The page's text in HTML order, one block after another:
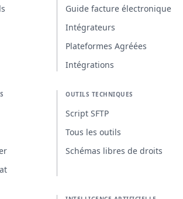
Guide facture électronique
Intégrateurs
Plateformes Agréées
Intégrations
OUTILS TECHNIQUES
Script SFTP
Tous les outils
Schémas libres de droits